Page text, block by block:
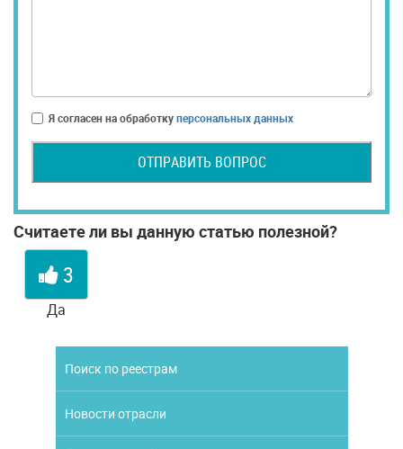
Я согласен на обработкуперсональных данных
ОТПРАВИТЬ ВОПРОС
Считаете ли вы данную статью полезной?
3
Да
Поиск по реестрам
Новости отрасли